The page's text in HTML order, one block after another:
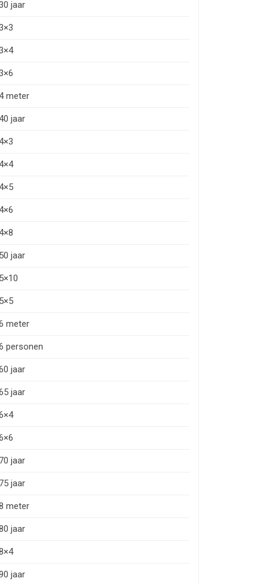
jaar
meter
jaar
50 jaar
5×10
5×5
meter
personen
jaar
jaar
70 jaar
75 jaar
meter
jaar
jaar